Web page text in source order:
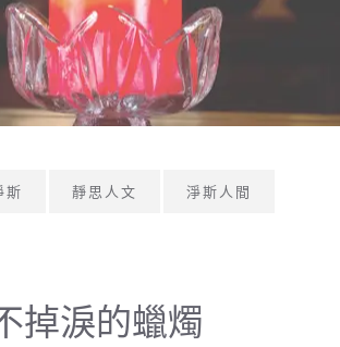
斯 靜思人文 淨斯人間
掉淚的蠟燭